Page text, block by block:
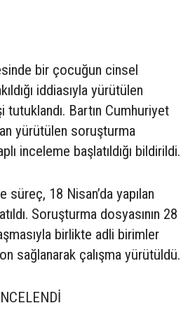
bir çocuğun cinsel
iddiasıyla yürütülen
Bartın Cumhuriyet
yürütülen soruşturma
inceleme başlatıldığı bildirildi.
süreç, 18 Nisan’da yapılan
Soruşturma dosyasının 28
birlikte adli birimler
sağlanarak çalışma yürütüldü.